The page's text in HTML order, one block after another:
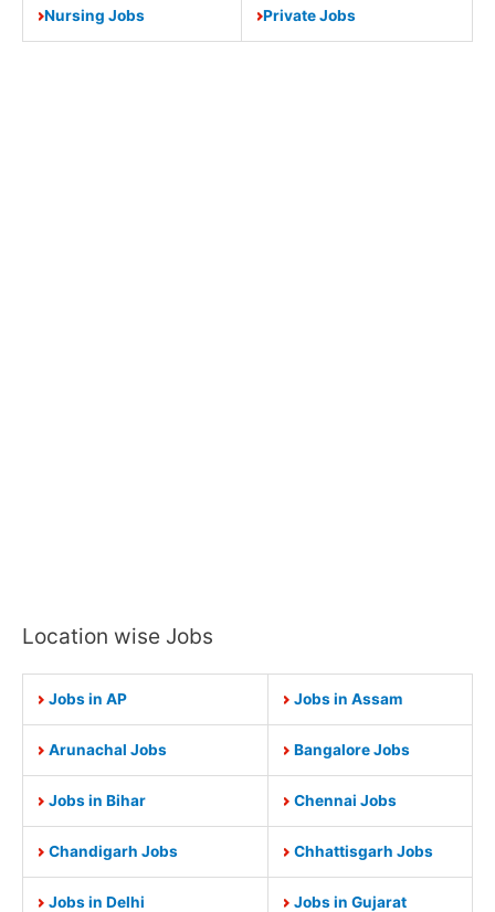
Nursing Jobs Private Jobs
Location wise Jobs
Jobs in AP Jobs in Assam
Arunachal Jobs Bangalore Jobs
Jobs in Bihar Chennai Jobs
Chandigarh Jobs Chhattisgarh Jobs
Jobs in Delhi Jobs in Gujarat